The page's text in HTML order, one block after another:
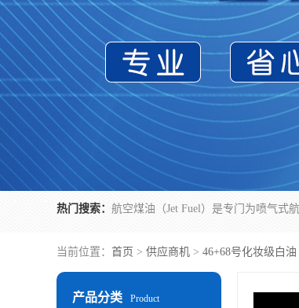
热门搜索：
当前位置： 首页 > 供应商机 > 46+68号化妆级白油
产品分类 Product